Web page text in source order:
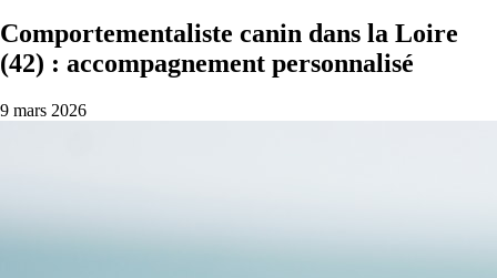
Comportementaliste canin dans la Loire
(42) : accompagnement personnalisé
9 mars 2026